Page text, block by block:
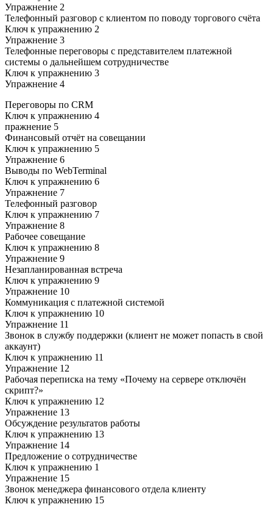
Упражнение 2
Телефонный разговор с клиентом по поводу торгового счёта
Ключ к упражнению 2
Упражнение 3
Телефонные переговоры с представителем платежной
системы о дальнейшем сотрудничестве
Ключ к упражнению 3
Упражнение 4
Переговоры по CRM
Ключ к упражнению 4
пражнение 5
Финансовый отчёт на совещании
Ключ к упражнению 5
Упражнение 6
Выводы по WebTerminal
Ключ к упражнению 6
Упражнение 7
Телефонный разговор
Ключ к упражнению 7
Упражнение 8
Рабочее совещание
Ключ к упражнению 8
Упражнение 9
Незапланированная встреча
Ключ к упражнению 9
Упражнение 10
Коммуникация с платежной системой
Ключ к упражнению 10
Упражнение 11
Звонок в службу поддержки (клиент не может попасть в свой
аккаунт)
Ключ к упражнению 11
Упражнение 12
Рабочая переписка на тему «Почему на сервере отключён
скрипт?»
Ключ к упражнению 12
Упражнение 13
Обсуждение результатов работы
Ключ к упражнению 13
Упражнение 14
Предложение о сотрудничестве
Ключ к упражнению 1
Упражнение 15
Звонок менеджера финансового отдела клиенту
Ключ к упражнению 15